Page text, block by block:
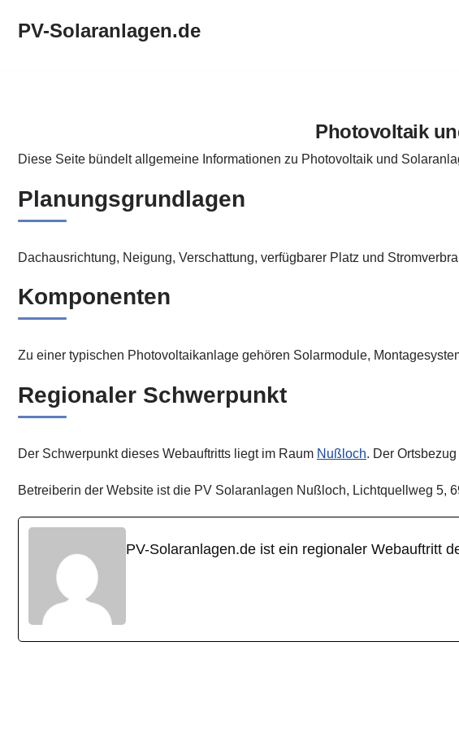
PV-Solaranlagen.de
Photovoltaik
Diese Seite bündelt allgemeine Informationen zu Photovoltaik und
Planungsgrundlagen
Dachausrichtung, Neigung, Verschattung, verfügbarer Platz und
Komponenten
Zu einer typischen Photovoltaikanlage gehören Solarmodule,
Regionaler Schwerpunkt
Der Schwerpunkt dieses Webauftritts liegt im Raum Nußloch. Der
Betreiberin der Website ist die PV Solaranlagen Nußloch, Lichtquellweg 5,
PV-Solaranlagen.de ist ein regionaler Webauftritt